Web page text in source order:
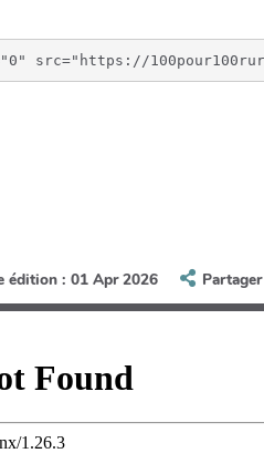
édition : 01 Apr 2026 Partager